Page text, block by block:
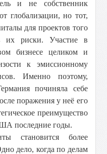
и не собственник
глобализации, но тот,
для проектов того
их риски. Участие в
бизнесе целиком и
к эмиссионному
Именно поэтому,
починяла себе
поражения у неё его
преимущество
последние годы.
становится более
дело, когда по делам